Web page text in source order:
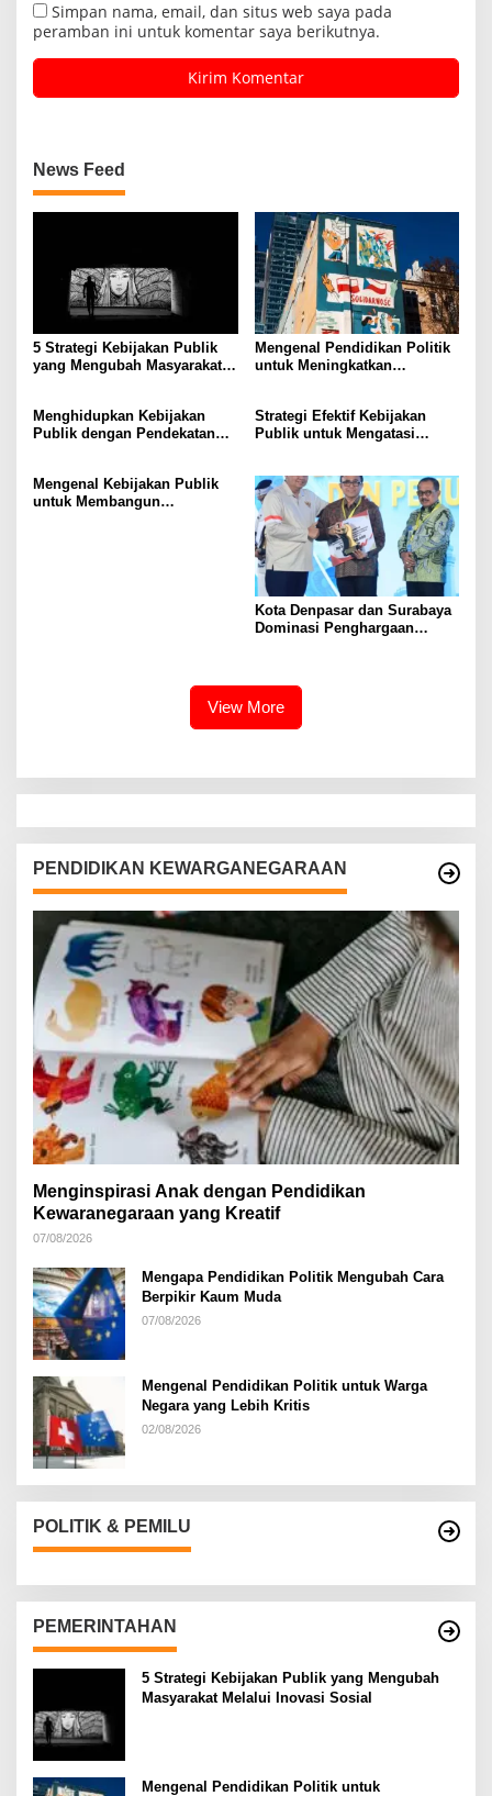
Simpan nama, email, dan situs web saya pada
peramban ini untuk komentar saya berikutnya.
News Feed
5 Strategi Kebijakan Publik
yang Mengubah Masyarakat
Mengenal Pendidikan Politik
untuk Meningkatkan
Menghidupkan Kebijakan
Publik dengan Pendekatan
Strategi Efektif Kebijakan
Publik untuk Mengatasi
Mengenal Kebijakan Publik
untuk Membangun
Kota Denpasar dan Surabaya
Dominasi Penghargaan
View More
PENDIDIKAN KEWARGANEGARAAN
Menginspirasi Anak dengan Pendidikan
Kewaranegaraan yang Kreatif
07/08/2026
Mengapa Pendidikan Politik Mengubah Cara
Berpikir Kaum Muda
07/08/2026
Mengenal Pendidikan Politik untuk Warga
Negara yang Lebih Kritis
02/08/2026
POLITIK & PEMILU
PEMERINTAHAN
5 Strategi Kebijakan Publik yang Mengubah
Masyarakat Melalui Inovasi Sosial
Mengenal Pendidikan Politik untuk